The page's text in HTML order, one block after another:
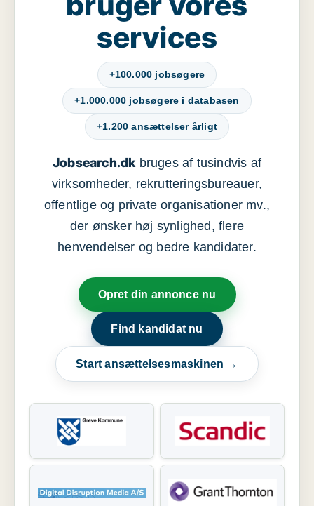
services
+100.000 jobsøgere
+1.000.000 jobsøgere i databasen
+1.200 ansættelser årligt
Jobsearch.dkbruges af tusindvis af
virksomheder, rekrutteringsbureauer,
offentlige og private organisationer mv.,
der ønsker høj synlighed, flere
henvendelser og bedre kandidater.
Opret din annonce nu
Find kandidat nu
Start ansættelsesmaskinen →